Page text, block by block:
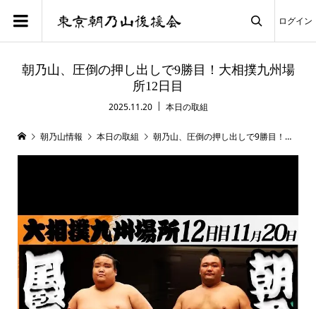

ログイン
朝乃山、圧倒の押し出しで9勝目！大相撲九州場
所12日目
2025.11.20 本日の取組
朝乃山情報 本日の取組 朝乃山、圧倒の押し出しで9勝目！大相撲九州場所12日目